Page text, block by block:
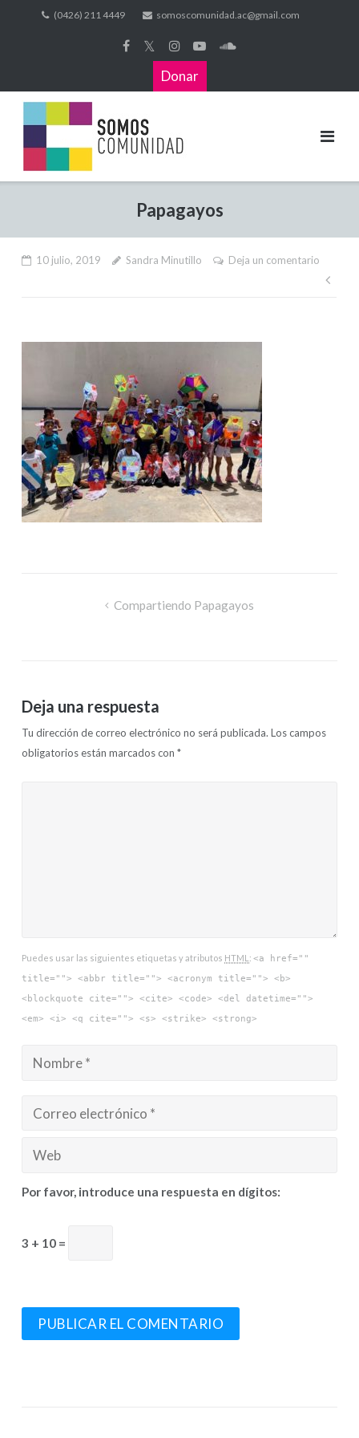
(0426) 211 4449 somoscomunidad.ac@gmail.com
𝕏
Donar
Papagayos
10 julio, 2019 Sandra Minutillo Deja un comentario
Compartiendo Papagayos
Deja una respuesta
Tu dirección de correo electrónico no será publicada. Los campos
obligatorios están marcados con*
Puedes usar las siguientes etiquetas y atributos HTML :<a href=""
title=""> <abbr title=""> <acronym title=""> <b>
<blockquote cite=""> <cite> <code> <del datetime="">
<em> <i> <q cite=""> <s> <strike> <strong>
Por favor, introduce una respuesta en dígitos:
3 + 10 =